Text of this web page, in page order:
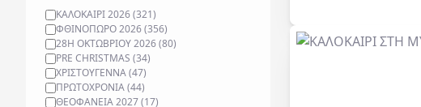
ΘΕΟΦΑΝΕΙΑ 2027(17)
ΠΡΩΤΟΧΡΟΝΙΑ(44)
ΧΡΙΣΤΟΥΓΕΝΝΑ(47)
PRE CHRISTMAS (34)
28Η ΟΚΤΩΒΡΙΟΥ 2026(80)
ΦΘΙΝΟΠΩΡΟ 2026(356)
ΚΑΛΟΚΑΙΡΙ 2026(321)